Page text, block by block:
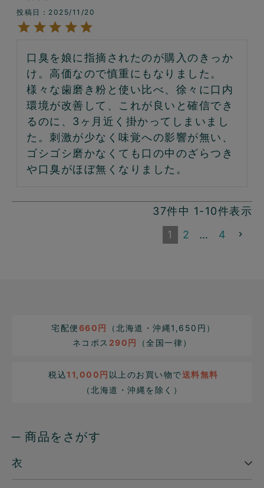
投稿日
2025/11/20
口臭を娘に指摘されたのが購入のきっか
け。高価なので慎重にもなりました。
様々な歯磨き粉と使い比べ、徐々に口内
環境が改善して、これが良いと確信でき
るのに、3ヶ月近く掛かってしまいまし
た。刺激が少なく味覚への影響が無い、
ゴシゴシ磨かなくても口の中のざらつき
や口臭がほぼ無くなりました。
37件中 1-10件表示
1
2 … 4
宅配便660円
（北海道・沖縄1,650円）
ネコポス 290円 （全国一律）
税込11,000円 以上のお買い物で送料無料
（北海道・沖縄を除く）
─ 商品をさがす
衣